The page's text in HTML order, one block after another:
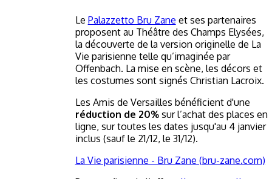
Le Palazzetto Bru Zane et ses partenaires
proposent au Théâtre des Champs Elysées,
la découverte de la version originelle de La
Vie parisienne telle qu’imaginée par
Offenbach. La mise en scène, les décors et
les costumes sont signés Christian Lacroix.
Les Amis de Versailles bénéficient d'une
réduction de 20%sur l’achat des places en
ligne, sur toutes les dates jusqu'au 4 janvier
inclus (sauf le 21/12, le 31/12).
La Vie parisienne - Bru Zane (bru-zane.com)